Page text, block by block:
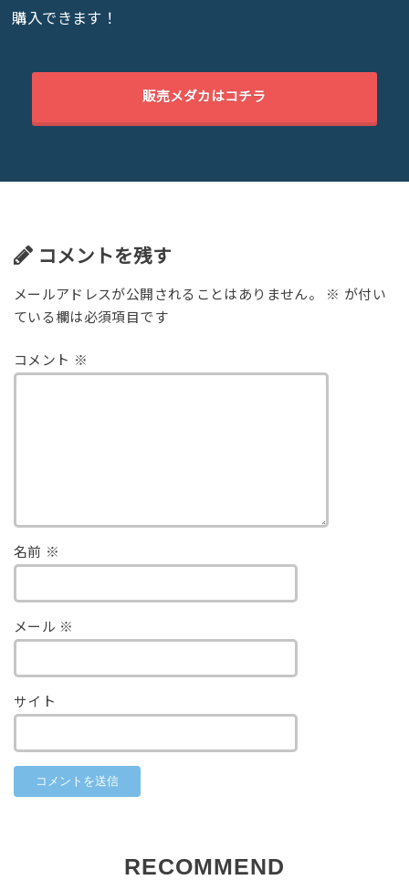
購入できます！
販売メダカはコチラ
コメントを残す
メールアドレスが公開されることはありません。 ※ が付い
ている欄は必須項目です
コメント ※
名前 ※
メール ※
サイト
RECOMMEND